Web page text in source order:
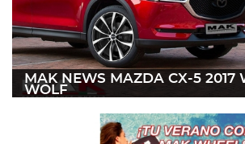
2015
2014
MAK NEWS MAZDA CX-5 2017
WOLF
03 julio 2017